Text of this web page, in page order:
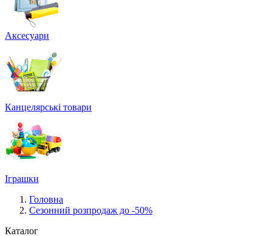
Аксесуари
Канцелярські товари
Іграшки
Головна
Сезонний розпродаж до -50%
Каталог